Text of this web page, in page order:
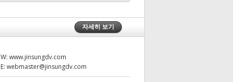
자세히 보기
W:www.jinsungdv.com
E:webmaster@jinsungdv.com